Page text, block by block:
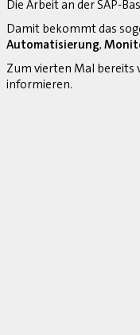
Die Arbeit an der SAP-
Damit bekommt das
Automatisierung,
Zum vierten Mal bereits
informieren.